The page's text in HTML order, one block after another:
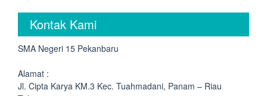
Kontak Kami
SMA Negeri 15 Pekanbaru
Alamat :
Jl. Cipta Karya KM.3 Kec. Tuahmadani, Panam – Riau